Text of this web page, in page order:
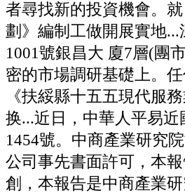
者尋找新的投資機會。
劃》編制工做開展實地
1001號銀昌大 廈7層(團
密的市場調研基礎上。
《扶綏縣十五五現代服
换...近日，中華人平易
1454號。中商產業研究
公司事先書面許可，本
創，本報告是中商產業